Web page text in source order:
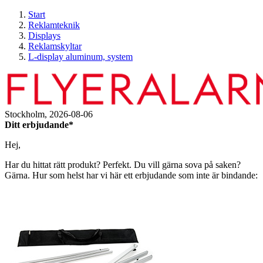
Start
Reklamteknik
Displays
Reklamskyltar
L-display aluminum, system
Stockholm, 2026-08-06
Ditt erbjudande*
Hej,
Har du hittat rätt produkt? Perfekt. Du vill gärna sova på saken?
Gärna. Hur som helst har vi här ett erbjudande som inte är bindande: